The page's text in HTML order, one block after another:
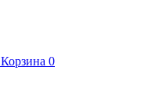
Корзина 0